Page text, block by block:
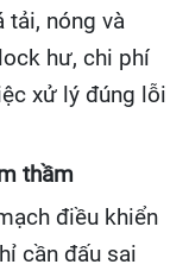
tải, nóng và
hư, chi phí
xử lý đúng lỗi
thầm
điều khiển
cần đấu sai